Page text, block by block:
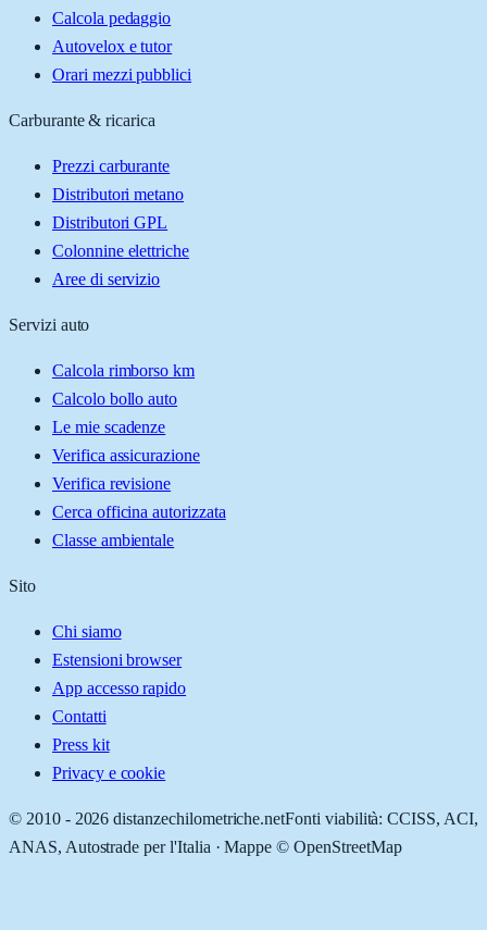
Calcola pedaggio
Autovelox e tutor
Orari mezzi pubblici
Carburante & ricarica
Prezzi carburante
Distributori metano
Distributori GPL
Colonnine elettriche
Aree di servizio
Servizi auto
Calcola rimborso km
Calcolo bollo auto
Le mie scadenze
Verifica assicurazione
Verifica revisione
Cerca officina autorizzata
Classe ambientale
Sito
Chi siamo
Estensioni browser
App accesso rapido
Contatti
Press kit
Privacy e cookie
© 2010 - 2026 distanzechilometriche.netFonti viabilità: CCISS, ACI,
ANAS, Autostrade per l'Italia · Mappe © OpenStreetMap